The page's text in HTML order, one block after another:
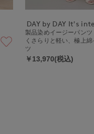
DAY by DAY It's
製品染めイージーパンツ
くさらりと軽い、極上
ツ
￥13,970(税込)